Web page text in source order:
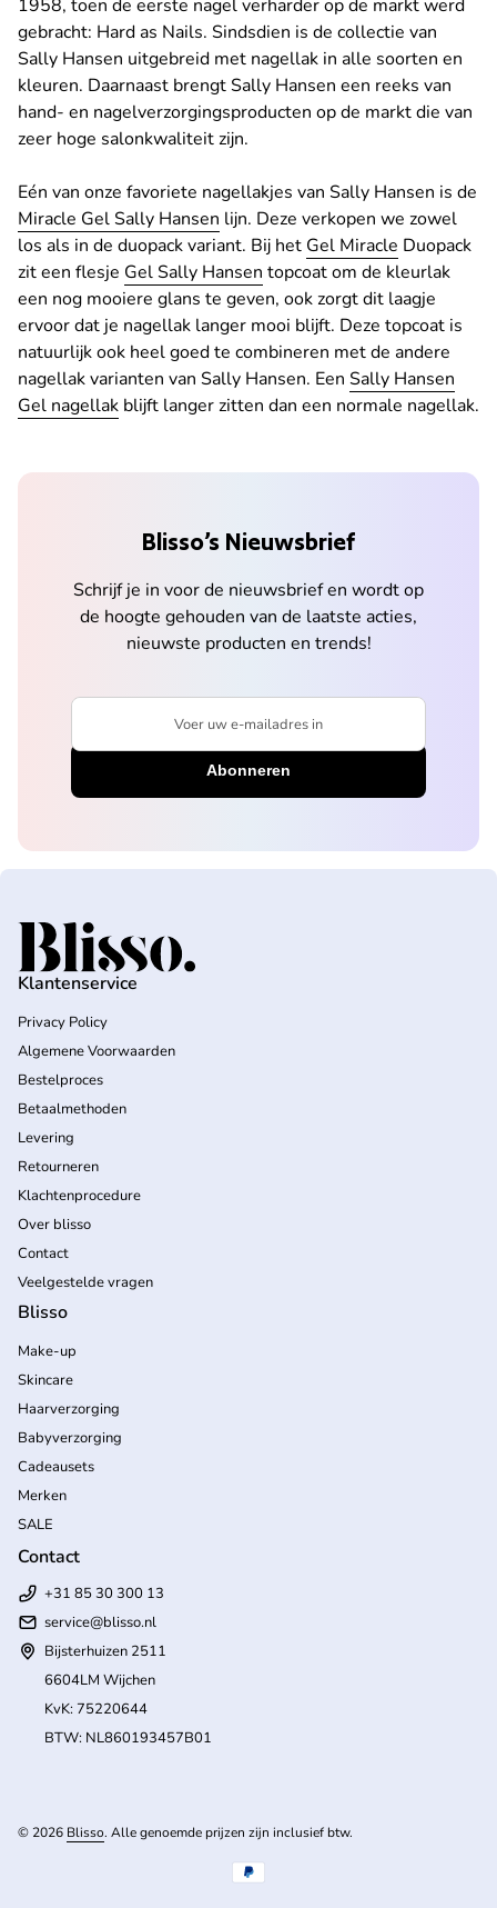
1958, toen de eerste nagel verharder op de markt werd
gebracht: Hard as Nails. Sindsdien is de collectie van
Sally Hansen uitgebreid met nagellak in alle soorten en
kleuren. Daarnaast brengt Sally Hansen een reeks van
hand- en nagelverzorgingsproducten op de markt die van
zeer hoge salonkwaliteit zijn.
Eén van onze favoriete nagellakjes van Sally Hansen is de
Miracle Gel Sally Hansen lijn. Deze verkopen we zowel
los als in de duopack variant. Bij het Gel Miracle Duopack
zit een flesje Gel Sally Hansen topcoat om de kleurlak
een nog mooiere glans te geven, ook zorgt dit laagje
ervoor dat je nagellak langer mooi blijft. Deze topcoat is
natuurlijk ook heel goed te combineren met de andere
nagellak varianten van Sally Hansen. Een Sally Hansen
Gel nagellak blijft langer zitten dan een normale nagellak.
Blisso’s Nieuwsbrief
Schrijf je in voor de nieuwsbrief en wordt op
de hoogte gehouden van de laatste acties,
nieuwste producten en trends!
Voer uw e-mailadres in
Home
Klantenservice
Privacy Policy
Algemene Voorwaarden
Bestelproces
Betaalmethoden
Levering
Retourneren
Klachtenprocedure
Over blisso
Contact
Veelgestelde vragen
Blisso
Make-up
Skincare
Haarverzorging
Babyverzorging
Cadeausets
Merken
SALE
Contact
+31 85 30 300 13
service@blisso.nl
Bijsterhuizen 2511
6604LM Wijchen
KvK: 75220644
BTW: NL860193457B01
© 2026 Blisso. Alle genoemde prijzen zijn inclusief btw.
Betaalmethoden